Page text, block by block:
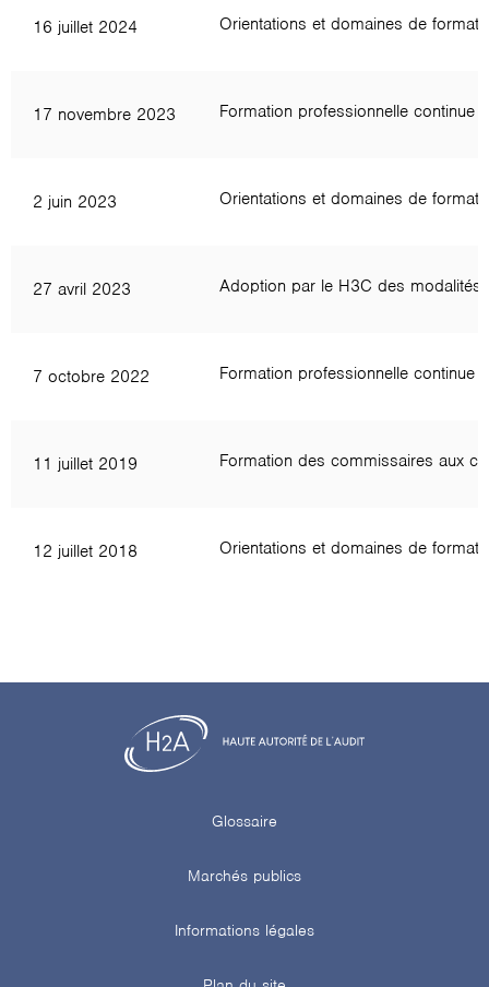
16 juillet 2024 Orientations et domaines de
17 novembre 2023 Formation professionnelle
2 juin 2023 Orientations et domaines de
27 avril 2023 Adoption par le H3C des modalités
7 octobre 2022 Formation professionnelle
11 juillet 2019 Formation des commissaires aux
12 juillet 2018 Orientations et domaines de
Glossaire
Marchés publics
Informations légales